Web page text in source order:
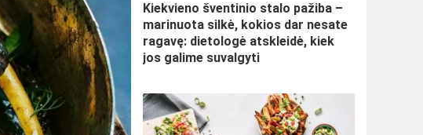
Kiekvieno šventinio stalo pažiba –
marinuota silkė, kokios dar nesate
ragavę: dietologė atskleidė, kiek
jos galime suvalgyti